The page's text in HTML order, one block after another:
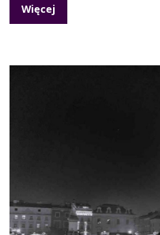
Więcej